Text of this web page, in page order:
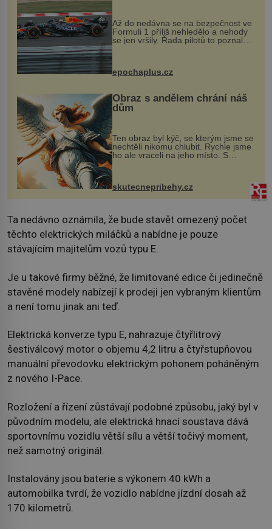
Až do nedávna se na bezpečnost ve
Formuli 1 příliš nehledělo a nehody
se jen vršily. Řada pilotů to poznala
na vlastní kůži, často s trvalými
následky nebo bohužel i ztrátou
života. Dnes nepochopiteln...
epochaplus.cz
Obraz s andělem chrání náš
dům
Ten obraz byl kýč, se kterým jsme se
nechtěli nikomu chlubit. Rychle jsme
ho ale vraceli na jeho místo. S
manželem Vaškem jsme si pořídili
chaloupku, takový domek na severu
Čech, kde jsme si naplánova...
skutecnepribehy.cz
Ta nedávno oznámila, že bude stavět omezený počet
těchto elektrických miláčků a nabídne je pouze
stávajícím majitelům vozů typu E.
Je u takové firmy běžné, že limitované edice či jedinečně
stavěné modely nabízejí k prodeji jen vybraným klientům
a není tomu jinak ani teď.
Elektrická konverze typu E, nahrazuje čtyřlitrový
šestiválcový motor o objemu 4,2 litru a čtyřstupňovou
manuální převodovku elektrickým pohonem poháněným
z nového I-Pace.
Rozložení a řízení zůstávají podobné způsobu, jaký byl v
původním modelu, ale elektrická hnací soustava dává
sportovnímu vozidlu větší sílu a větší točivý moment,
než samotný originál.
Instalovány jsou baterie s výkonem 40 kWh a
automobilka tvrdí, že vozidlo nabídne jízdní dosah až
170 kilometrů.